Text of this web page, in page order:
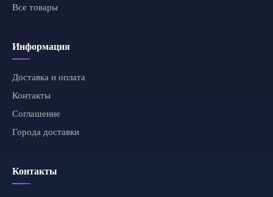
Все товары
Информация
Доставка и оплата
Контакты
Соглашение
Города доставки
Контакты